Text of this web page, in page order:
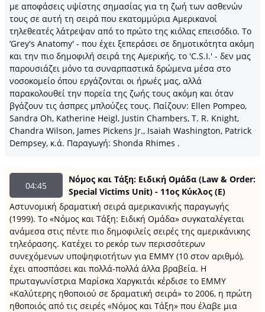
με αποφάσεις υψίστης σημασίας για τη ζωή των ασθενών
τους σε αυτή τη σειρά που εκατομμύρια Αμερικανοί
τηλεθεατές λάτρεψαν από το πρώτο της κιόλας επεισόδιο. Το
‘Grey's Anatomy' - που έχει ξεπεράσει σε δημοτικότητα ακόμη
και την πιο δημοφιλή σειρά της Αμερικής, το 'C.S.I.' - δεν μας
παρουσιάζει μόνο τα συναρπαστικά δρώμενα μέσα στο
νοσοκομείο όπου εργάζονται οι ήρωές μας, αλλά
παρακολουθεί την πορεία της ζωής τους ακόμη και όταν
βγάζουν τις άσπρες μπλούζες τους. Παίζουν: Ellen Pompeo,
Sandra Oh, Katherine Heigl, Justin Chambers, T. R. Knight,
Chandra Wilson, James Pickens Jr., Isaiah Washington, Patrick
Dempsey, κ.ά. Παραγωγή: Shonda Rhimes .
04:45
Νόμος και Τάξη: Ειδική Ομάδα (Law & Order:
Special Victims Unit) - 11ος Κύκλος (E)
Αστυνομική δραματική σειρά αμερικανικής παραγωγής
(1999). Το «Νόμος και Τάξη: Ειδική Ομάδα» συγκαταλέγεται
ανάμεσα στις πέντε πιο δημοφιλείς σειρές της αμερικάνικης
τηλεόρασης. Κατέχει το ρεκόρ των περισσότερων
συνεχόμενων υποψηφιοτήτων για ΕΜΜΥ (10 στον αριθμό),
έχει αποσπάσει και πολλά-πολλά άλλα βραβεία. Η
πρωταγωνίστρια Μαρίσκα Χαργκιτάι κέρδισε το EMMY
«Καλύτερης ηθοποιού σε δραματική σειρά» το 2006, η πρώτη
ηθοποιός από τις σειρές «Νόμος και Τάξη» που έλαβε μια